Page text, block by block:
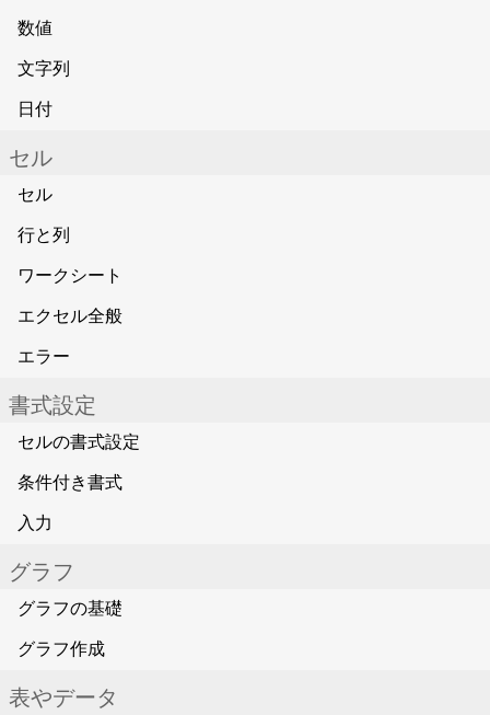
数値
文字列
日付
セル
セル
行と列
ワークシート
エクセル全般
エラー
書式設定
セルの書式設定
条件付き書式
入力
グラフ
グラフの基礎
グラフ作成
表やデータ